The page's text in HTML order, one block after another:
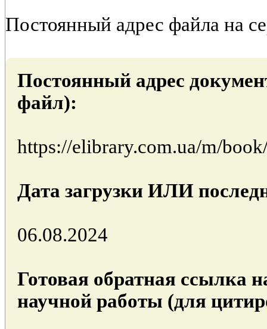
Постоянный адрес файла на
Постоянный адрес
файл):
https://elibrary.com.ua/m/
Дата загрузки ИЛИ
06.08.2024
Готовая обратная ссылка
научной работы (для